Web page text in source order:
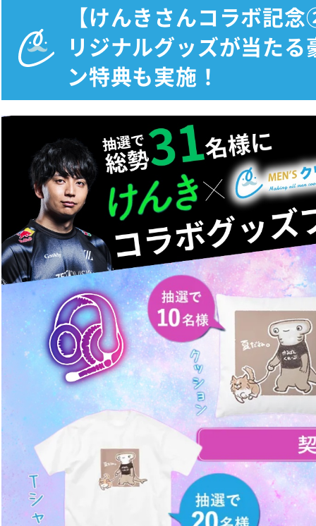
【けんきさんコラボ記
リジナルグッズが当た
ン特典も実施！